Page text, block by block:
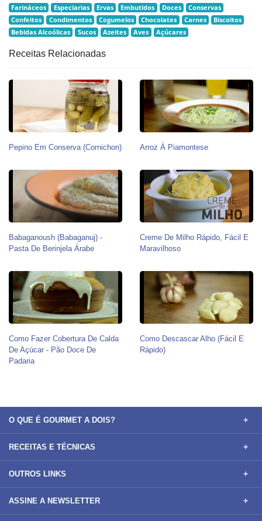
Farináceos
Especiarias Ervas Embutidos Doces
Conservas
Confeitos
Condimentos Cogumelos Chocolates Carnes
Biscoitos
Bebidas Alcoólicas
Sucos Azeites Aves Açúcares
Receitas Relacionadas
Pepino Em Conserva (Cornichon) Arroz À Piamontese
Babaganoush (babaganuj) -
Pasta De Berinjela Árabe
Creme De Milho Rápido, Fácil E
Maravilhoso
Como Fazer Cobertura De Calda
De Açúcar - Pão Doce De
Padaria
Como Descascar Alho (Fácil E
Rápido)
O QUE É GOURMET A DOIS?
RECEITAS E TÉCNICAS
OUTROS LINKS
ASSINE A NEWSLETTER